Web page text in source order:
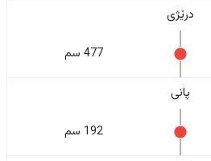
درێژی
477 سم
پانی
192 سم